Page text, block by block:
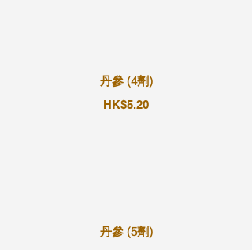
丹參 (4劑)
HK$5.20
丹參 (5劑)